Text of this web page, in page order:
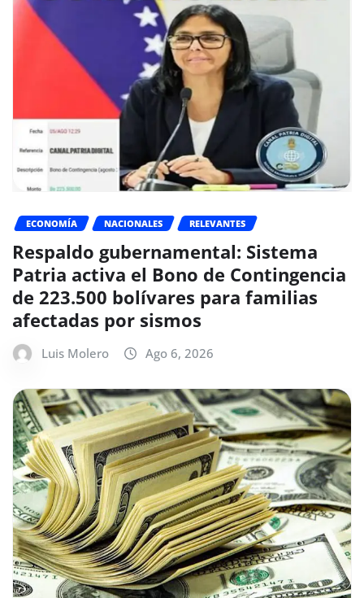
ECONOMÍA NACIONALES RELEVANTES
Respaldo gubernamental: Sistema
Patria activa el Bono de Contingencia
de 223.500 bolívares para familias
afectadas por sismos
Luis Molero Ago 6, 2026